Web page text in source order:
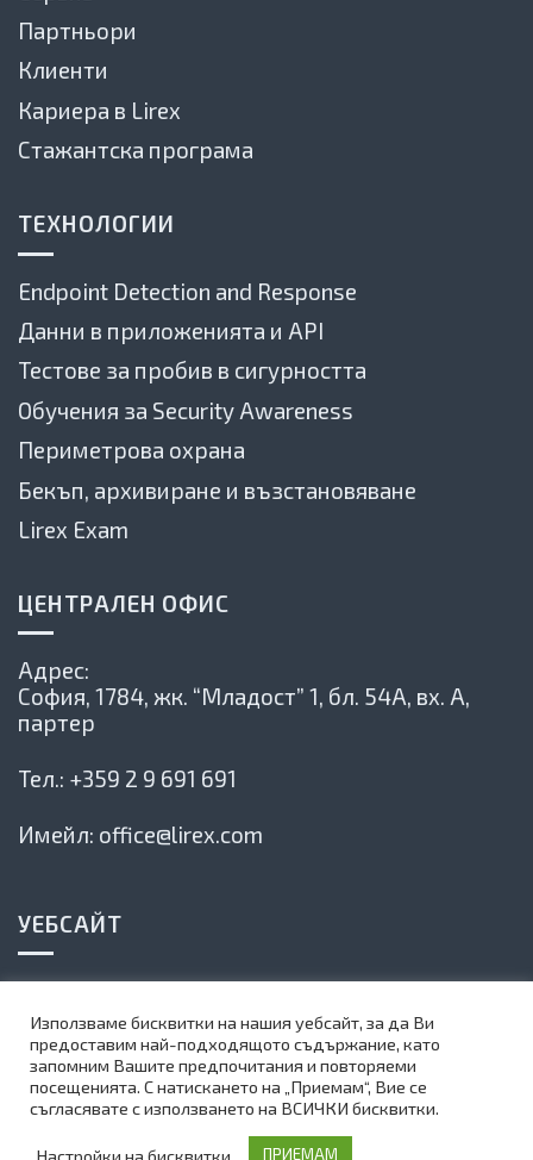
Партньори
Клиенти
Кариера в Lirex
Стажантска програма
ТЕХНОЛОГИИ
Endpoint Detection and Response
Данни в приложенията и API
Тестове за пробив в сигурността
Обучения за Security Awareness
Периметрова охрана
Бекъп, архивиране и възстановяване
Lirex Exam
ЦЕНТРАЛЕН ОФИС
Адрес:
София, 1784, жк. “Младост” 1, бл. 54А, вх. А,
партер
Тел.: +359 2 9 691 691
Имейл: office@lirex.com
УЕБСАЙТ
Политика на сайта
Карта на сайта
Абонирай се за нашия бюлетин
Използваме бисквитки на нашия уебсайт, за да Ви
предоставим най-подходящото съдържание, като
запомним Вашите предпочитания и повторяеми
посещенията. С натискането на „Приемам“, Вие се
съгласявате с използването на ВСИЧКИ бисквитки.
Настройки на бисквитки ПРИЕМАМ